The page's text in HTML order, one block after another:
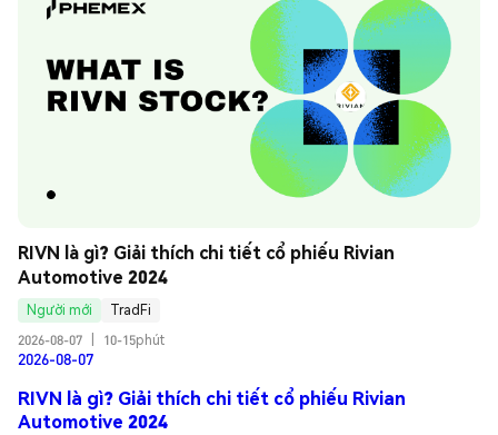
RIVN là gì? Giải thích chi tiết cổ phiếu Rivian
Automotive 2024
Người mới
TradFi
2026-08-07
10-15phút
2026-08-07
RIVN là gì? Giải thích chi tiết cổ phiếu Rivian
Automotive 2024